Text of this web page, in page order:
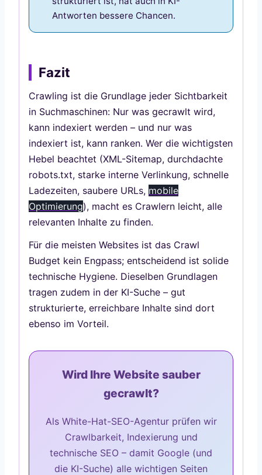
Antworten bessere Chancen.
Fazit
Crawling ist die Grundlage jeder Sichtbarkeit
in Suchmaschinen: Nur was gecrawlt wird,
kann indexiert werden – und nur was
indexiert ist, kann ranken. Wer die wichtigsten
Hebel beachtet (XML-Sitemap, durchdachte
robots.txt, starke interne Verlinkung, schnelle
Ladezeiten, saubere URLs, mobile
Optimierung), macht es Crawlern leicht, alle
relevanten Inhalte zu finden.
Für die meisten Websites ist das Crawl
Budget kein Engpass; entscheidend ist solide
technische Hygiene. Dieselben Grundlagen
tragen zudem in der KI-Suche – gut
strukturierte, erreichbare Inhalte sind dort
ebenso im Vorteil.
Wird Ihre Website sauber
gecrawlt?
Als White-Hat-SEO-Agentur prüfen wir
Crawlbarkeit, Indexierung und
technische SEO – damit Google (und
die KI-Suche) alle wichtigen Seiten